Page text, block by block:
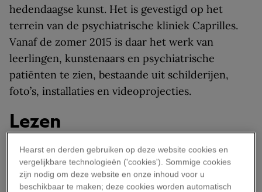
hedendaagse kunst. Het is gevestigd op het
terrein van de psychiatrische kliniek Caprilles.
Vanaf de zomer 2015 is daar het werk van
leerlingen, kunstenaars en psychiatrische
patiënten te zien, bestaande uit schilderijen,
foto’s, installaties en videoprojecties.
Lezen
Curaçao heeft een aantal grote schrijvers
voortgebracht. Twee boeken die je meer inzicht
geven in de Antilliaanse cultuur en je
Hearst en derden gebruiken op deze website cookies en
vergelijkbare technologieën ('cookies'). Sommige cookies
zijn nodig om deze website en onze inhoud voor u
beschikbaar te maken; deze cookies worden automatisch